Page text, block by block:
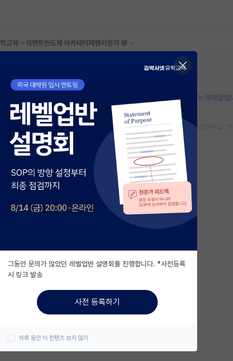
교육 이벤트반도체 아카데미 재팬라운지 🌸
본문이 수정되지 않는 박제글입
스크랩 신고하기
그동안 문의가 많았던 레벨업반 설명회를 진행합니다. *사전등록
시 링크 발송
사전 등록하기
하루 동안 이 컨텐츠 보지 않기